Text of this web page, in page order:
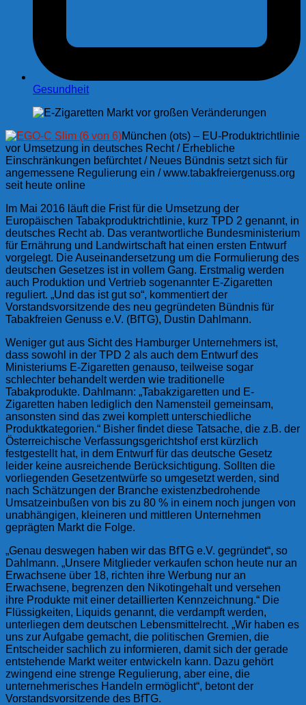
Gesundheit
München (ots) – EU-Produktrichtlinie
vor Umsetzung in deutsches Recht / Erhebliche
Einschränkungen befürchtet / Neues Bündnis setzt sich für
angemessene Regulierung ein / www.tabakfreiergenuss.org
seit heute online
Im Mai 2016 läuft die Frist für die Umsetzung der
Europäischen Tabakproduktrichtlinie, kurz TPD 2 genannt, in
deutsches Recht ab. Das verantwortliche Bundesministerium
für Ernährung und Landwirtschaft hat einen ersten Entwurf
vorgelegt. Die Auseinandersetzung um die Formulierung des
deutschen Gesetzes ist in vollem Gang. Erstmalig werden
auch Produktion und Vertrieb sogenannter E-Zigaretten
reguliert. „Und das ist gut so“, kommentiert der
Vorstandsvorsitzende des neu gegründeten Bündnis für
Tabakfreien Genuss e.V. (BfTG), Dustin Dahlmann.
Weniger gut aus Sicht des Hamburger Unternehmers ist,
dass sowohl in der TPD 2 als auch dem Entwurf des
Ministeriums E-Zigaretten genauso, teilweise sogar
schlechter behandelt werden wie traditionelle
Tabakprodukte. Dahlmann: „Tabakzigaretten und E-
Zigaretten haben lediglich den Namensteil gemeinsam,
ansonsten sind das zwei komplett unterschiedliche
Produktkategorien.“ Bisher findet diese Tatsache, die z.B. der
Österreichische Verfassungsgerichtshof erst kürzlich
festgestellt hat, in dem Entwurf für das deutsche Gesetz
leider keine ausreichende Berücksichtigung. Sollten die
vorliegenden Gesetzentwürfe so umgesetzt werden, sind
nach Schätzungen der Branche existenzbedrohende
Umsatzeinbußen von bis zu 80 % in einem noch jungen von
unabhängigen, kleineren und mittleren Unternehmen
geprägten Markt die Folge.
„Genau deswegen haben wir das BfTG e.V. gegründet“, so
Dahlmann. „Unsere Mitglieder verkaufen schon heute nur an
Erwachsene über 18, richten ihre Werbung nur an
Erwachsene, begrenzen den Nikotingehalt und versehen
ihre Produkte mit einer detaillierten Kennzeichnung.“ Die
Flüssigkeiten, Liquids genannt, die verdampft werden,
unterliegen dem deutschen Lebensmittelrecht. „Wir haben es
uns zur Aufgabe gemacht, die politischen Gremien, die
Entscheider sachlich zu informieren, damit sich der gerade
entstehende Markt weiter entwickeln kann. Dazu gehört
zwingend eine strenge Regulierung, aber eine, die
unternehmerisches Handeln ermöglicht“, betont der
Vorstandsvorsitzende des BfTG.